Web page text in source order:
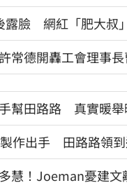
露臉 網紅「肥大叔
常德開轟工會理事長
幫田路路 真實暖舉
作出手 田路路領
慧！Joeman憂建文